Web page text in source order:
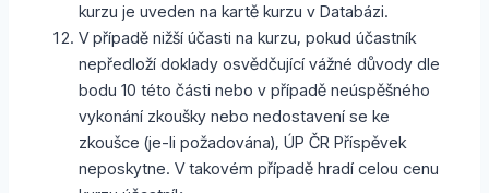
kurzu je uveden na kartě kurzu v Databázi.
V případě nižší účasti na kurzu, pokud účastník
nepředloží doklady osvědčující vážné důvody dle
bodu 10 této části nebo v případě neúspěšného
vykonání zkoušky nebo nedostavení se ke
zkoušce (je-li požadována), ÚP ČR Příspěvek
neposkytne. V takovém případě hradí celou cenu